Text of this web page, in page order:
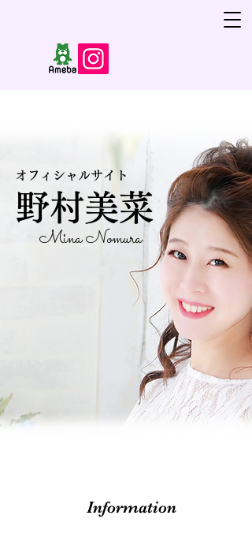
​オフィシャルサイト
​野村美菜
Mina Nomura
Information